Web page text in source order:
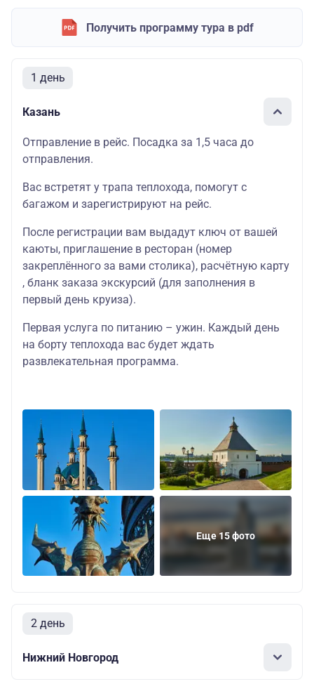
Получить программу тура в pdf
1 день
Казань
Отправление в рейс. Посадка за 1,5 часа до
отправления.
Вас встретят у трапа теплохода, помогут с
багажом и зарегистрируют на рейс.
После регистрации вам выдадут ключ от вашей
каюты, приглашение в ресторан (номер
закреплённого за вами столика), расчётную карту
, бланк заказа экскурсий (для заполнения в
первый день круиза).
Первая услуга по питанию – ужин. Каждый день
на борту теплохода вас будет ждать
развлекательная программа.
Еще 15 фото
2 день
Нижний Новгород